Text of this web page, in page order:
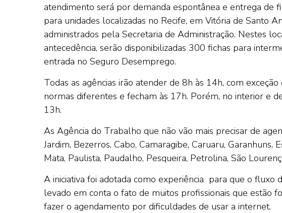
atendimento será por demanda espontânea e entrega de
para unidades localizadas no Recife, em Vitória de Santo
administrados pela Secretaria de Administração. Nestes
antecedência, serão disponibilizadas 300 fichas para
entrada no Seguro Desemprego.
Todas as agências irão atender de 8h às 14h, com
normas diferentes e fecham às 17h. Porém, no interior e
13h.
As Agência do Trabalho que não vão mais precisar de
Jardim, Bezerros, Cabo, Camaragibe, Caruaru, Garanhuns,
Mata, Paulista, Paudalho, Pesqueira, Petrolina, São
A iniciativa foi adotada como experiência para que o fluxo
levado em conta o fato de muitos profissionais que estão
fazer o agendamento por dificuldades de usar a internet.